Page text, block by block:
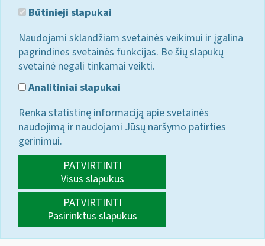
Būtinieji slapukai
Naudojami sklandžiam svetainės veikimui ir įgalina
pagrindines svetainės funkcijas. Be šių slapukų
svetainė negali tinkamai veikti.
Analitiniai slapukai
Renka statistinę informaciją apie svetainės
naudojimą ir naudojami Jūsų naršymo patirties
gerinimui.
PATVIRTINTI
Visus slapukus
PATVIRTINTI
Pasirinktus slapukus